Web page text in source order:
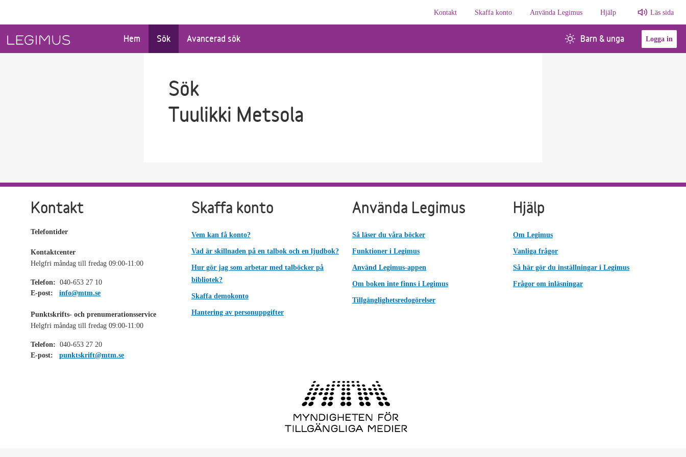
Kontakt
Skaffa konto Använda Legimus Hjälp Läs sida
Hem Sök Avancerad sök Barn & unga Logga in
Sök
Tuulikki Metsola
Kontakt
Telefontider
Kontaktcenter
Helgfri måndag till fredag 09:00-11:00
Telefon: 040-653 27 10
E-post:
info@mtm.se
Punktskrifts- och prenumerationsservice
Helgfri måndag till fredag 09:00-11:00
Telefon: 040-653 27 20
E-post:
punktskrift@mtm.se
Skaffa konto
Vem kan få konto?
Vad är skillnaden på en talbok och en ljudbok?
Hur gör jag som arbetar med talböcker på
bibliotek?
Skaffa demokonto
Hantering av personuppgifter
Använda Legimus
Så läser du våra böcker
Funktioner i Legimus
Använd Legimus-appen
Om boken inte finns i Legimus
Tillgänglighetsredogörelser
Hjälp
Om Legimus
Vanliga frågor
Så här gör du inställningar i Legimus
Frågor om inläsningar